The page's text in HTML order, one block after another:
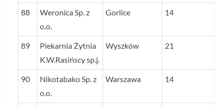
88
Weronica Sp. z
o.o.
Gorlice 14
89
Piekarnia Żytnia
K.W.Rasińscy sp.j.
Wyszków 21
90
Nikotabako Sp. z
o.o.
Warszawa 14